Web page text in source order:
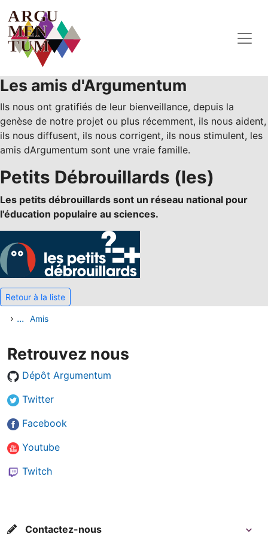
Les amis d'Argumentum
Ils nous ont gratifiés de leur bienveillance, depuis la
genèse de notre projet ou plus récemment, ils nous aident,
ils nous diffusent, ils nous corrigent, ils nous stimulent, les
amis dArgumentum sont une vraie famille.
Petits Débrouillards (les)
Les petits débrouillards sont un réseau national pour
l'éducation populaire au sciences.
Retour à la liste
› ... Amis
Retrouvez nous
Dépôt Argumentum
Twitter
Facebook
Youtube
Twitch
Contactez-nous